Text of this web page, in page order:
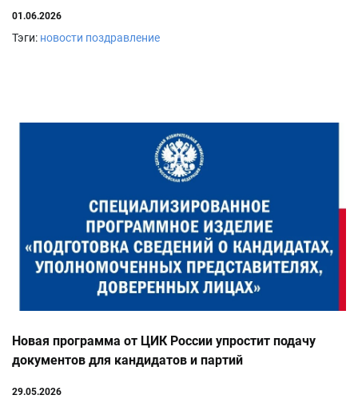
01.06.2026
Тэги: новости поздравление
Новая программа от ЦИК России упростит подачу
документов для кандидатов и партий
29.05.2026